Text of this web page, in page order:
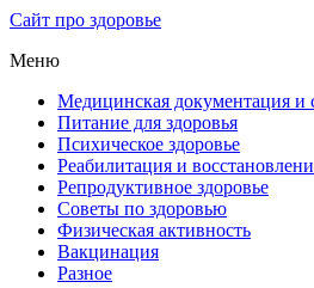
Сайт про здоровье
Меню
Медицинская документация и
Питание для здоровья
Психическое здоровье
Реабилитация и
Репродуктивное здоровье
Советы по здоровью
Физическая активность
Вакцинация
Разное